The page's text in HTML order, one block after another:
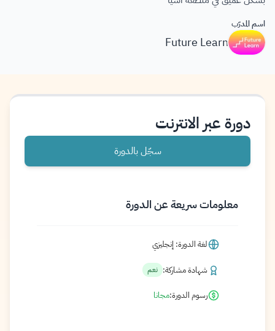
اسم المدرّب
Future Learn
دورة عبر الانترنت
سجّل بالدورة
معلومات سريعة عن الدورة
لغة الدورة: إنجليزي
شهادة مشاركة: نعم
رسوم الدورة:مجانا